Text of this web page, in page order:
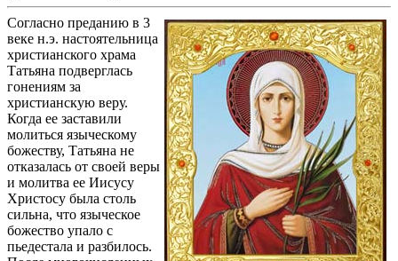
Согласно преданию в 3
веке н.э. настоятельница
христианского храма
Татьяна подверглась
гонениям за
христианскую веру.
Когда ее заставили
молиться языческому
божеству, Татьяна не
отказалась от своей веры
и молитва ее Иисусу
Христосу была столь
сильна, что языческое
божество упало с
пьедестала и разбилось.